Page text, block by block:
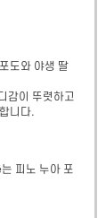
도와 야생 딸
감이 뚜렷하고
니다.
피노 누아 포